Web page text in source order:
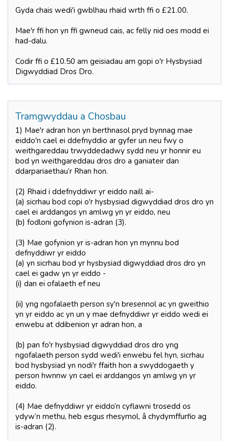
Gyda chais wedi'i gwblhau rhaid wrth ffi o £21.00.
Mae'r ffi hon yn ffi gwneud cais, ac felly nid oes modd ei
had-dalu.
Codir ffi o £10.50 am geisiadau am gopi o'r Hysbysiad
Digwyddiad Dros Dro.
Tramgwyddau a Chosbau
1) Mae'r adran hon yn berthnasol pryd bynnag mae
eiddo'n cael ei ddefnyddio ar gyfer un neu fwy o
weithgareddau trwyddedadwy sydd neu yr honnir eu
bod yn weithgareddau dros dro a ganiateir dan
ddarpariaethau’r Rhan hon.
(2) Rhaid i ddefnyddiwr yr eiddo naill ai-
(a) sicrhau bod copi o'r hysbysiad digwyddiad dros dro yn
cael ei arddangos yn amlwg yn yr eiddo, neu
(b) fodloni gofynion is-adran (3).
(3) Mae gofynion yr is-adran hon yn mynnu bod
defnyddiwr yr eiddo
(a) yn sicrhau bod yr hysbysiad digwyddiad dros dro yn
cael ei gadw yn yr eiddo -
(i) dan ei ofalaeth ef neu
(ii) yng ngofalaeth person sy'n bresennol ac yn gweithio
yn yr eiddo ac yn un y mae defnyddiwr yr eiddo wedi ei
enwebu at ddibenion yr adran hon, a
(b) pan fo'r hysbysiad digwyddiad dros dro yng
ngofalaeth person sydd wedi'i enwebu fel hyn, sicrhau
bod hysbysiad yn nodi'r ffaith hon a swyddogaeth y
person hwnnw yn cael ei arddangos yn amlwg yn yr
eiddo.
(4) Mae defnyddiwr yr eiddo’n cyflawni trosedd os
ydyw’n methu, heb esgus rhesymol, â chydymffurfio ag
is-adran (2).